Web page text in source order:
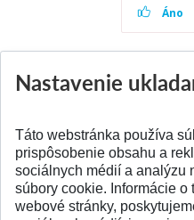
Áno
Nastavenie
Táto webstránka používa
prispôsobenie obsahu a
sociálnych médií a analýzu
súbory cookie. Informácie o
webové stránky,